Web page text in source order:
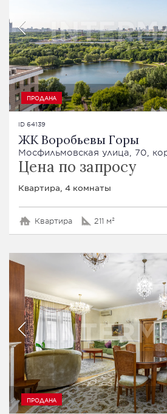
ПРОДАНА
ID 64139
ЖК Воробьевы Горы
Мосфильмовская улица, 70,
Цена по запросу
Квартира, 4 комнаты
Квартира 211 м²
ПРОДАНА